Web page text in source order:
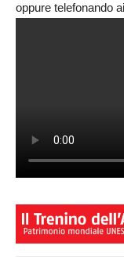
oppure telefonando